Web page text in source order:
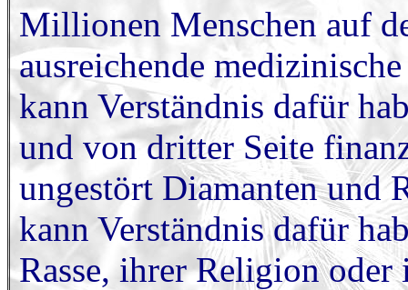
Millionen Menschen auf
ausreichende
kann Verständnis dafür
und von dritter Seite
ungestört Diamanten und
kann Verständnis dafür
Rasse, ihrer Religion